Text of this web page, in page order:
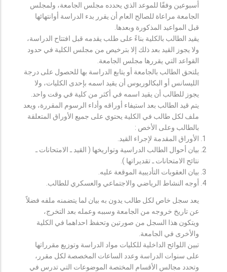
أسبوعين وفقًا للموعد الذي يحدده مجلس الجامعة، ولمجلس
الجامعة مراعاة للصالح العام أن يقرر بدء الدراسة أوانتهائها
قبل المواعيد المذكورة وبعدها.
يقيد الطالب بالكلية بناءً على طلب يقدمه قبل افتتاح الدراسة،
ولا يجوز القيد بعد ذلك إلا بترخيص من مجلس الكلية في حدود
القواعد التي يقررها مجلس الجامعة.
يلتحق الطالب بالجامعة أو يتابع الدراسة بها للحصول على درجة
الليسانس أو البكالوريوس أن يقيد اسمه بإحدى الكليات، ولا
يجوز للطالب أن يقيد اسمه في أكثر من كلية في وقت واحد.
يتم قيد الطالب بعد استيفاء أوراقه وأداء الرسوم المقررة، ويعد
ملف لكل طالب في الكلية يحتوي على جميع الأوراق المتعلقة
بالطالب وعلى الأخص :
الأوراق المقدمة لإجراء القيد.
بيان أحوال الطالب الدراسية وتواريخها ( القيد ـ الامتحانات ـ
نتائح الامتحانات ـ تقديراتها ).
بيان العقوبات التأديبية الموقعة عليه.
أوجه النشاط الرياضي والاجتماعي والعسكري للطالب.
يعد سجل خاص لكل طالب يدون به بيان لما يتضمنه ملفه فضلاً
عن تاريخ خروجه من الجامعة وسببه وعمله بعد التخرج،
ويتكون هذا السجل من صورتين وتحفظ احداهما في الكلية
والأخرى في الجامعة.
تبين اللوائح الداخلية للكليات مواد الدراسة وتوزيع مقرراتها
على سنوات الدراسة وعدد الساعات المخصصة لكل مقرر،
وتحدد مجالس الأقسام المختصة الموضوعات التي تدرس في